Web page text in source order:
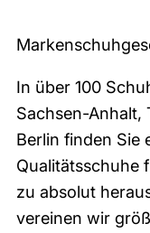
In über 100
Sachsen-
Berlin finden Sie
Qualitätsschuhe
zu absolut
vereinen wir